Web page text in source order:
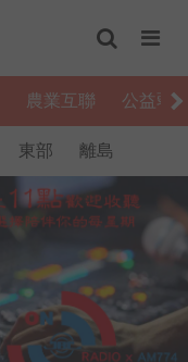
農業互聯 公益弱
東部 離島